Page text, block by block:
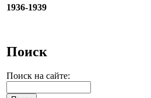
1936-1939
Поиск
Поиск на сайте: